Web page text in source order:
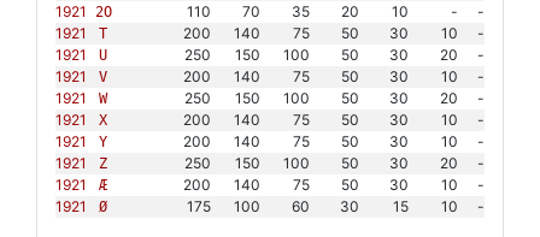
1921
2O 110 70 35 20 10 -
-
1921
T 200 140 75 50 30 10
-
1921
U 250 150 100 50 30 20
-
1921
V 200 140 75 50 30 10
-
1921
W 250 150 100 50 30 20
-
1921
X 200 140 75 50 30 10
-
1921
Y 200 140 75 50 30 10
-
1921
Z 250 150 100 50 30 20
-
1921
Æ 200 140 75 50 30 10
-
1921
Ø 175 100 60 30 15 10 -